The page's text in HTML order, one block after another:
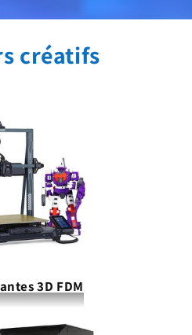
créatifs
3D FDM